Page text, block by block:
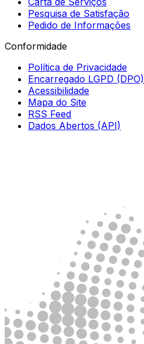
Pesquisa de Satisfação
Pedido de Informações
Conformidade
Política de Privacidade
Encarregado LGPD (DPO)
Acessibilidade
Mapa do Site
RSS Feed
Dados Abertos (API)